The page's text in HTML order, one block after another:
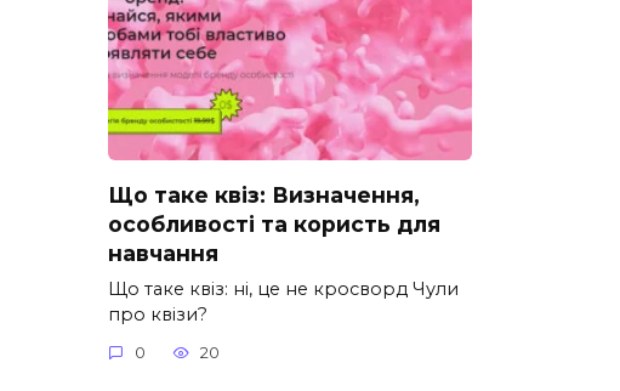
Що таке квіз: Визначення,
особливості та користь для
навчання
Що таке квіз: ні, це не кросворд Чули
про квізи?
0 20